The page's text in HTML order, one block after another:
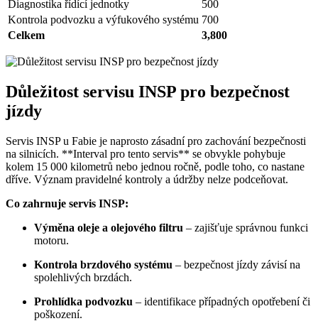
Diagnostika řídící jednotky
500
Kontrola podvozku a výfukového systému 700
Celkem
3,800
Důležitost servisu INSP pro bezpečnost
jízdy
Servis INSP u Fabie je naprosto zásadní pro zachování bezpečnosti
na silnicích. **Interval pro tento servis** se obvykle pohybuje
kolem 15 000 kilometrů nebo jednou ročně, podle toho, co nastane
dříve. Význam pravidelné kontroly a údržby nelze podceňovat.
Co zahrnuje servis INSP:
Výměna oleje a olejového filtru – zajišťuje správnou funkci
motoru.
Kontrola brzdového systému – bezpečnost jízdy závisí na
spolehlivých brzdách.
Prohlídka podvozku – identifikace případných opotřebení či
poškození.